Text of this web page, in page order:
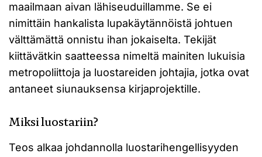
maailmaan aivan lähiseuduillamme. Se ei
nimittäin hankalista lupakäytännöistä johtuen
välttämättä onnistu ihan jokaiselta. Tekijät
kiittävätkin saatteessa nimeltä mainiten lukuisia
metropoliittoja ja luostareiden johtajia, jotka ovat
antaneet siunauksensa kirjaprojektille.
Miksi luostariin?
Teos alkaa johdannolla luostarihengellisyyden